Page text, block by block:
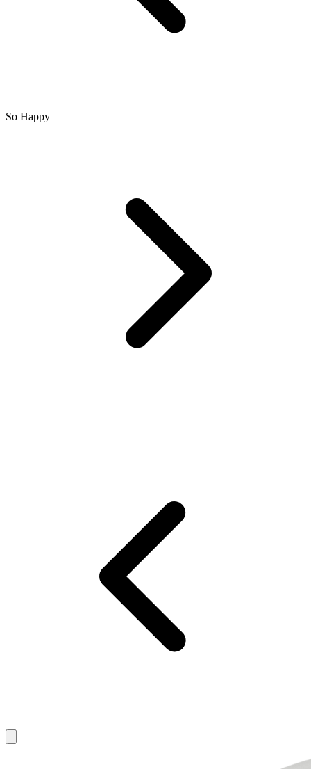
So Happy